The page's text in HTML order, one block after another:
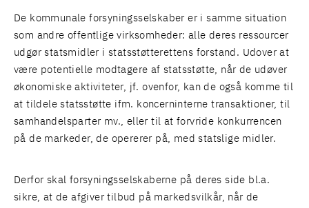
De kommunale forsyningsselskaber er i samme situation
som andre offentlige virksomheder: alle deres ressourcer
udgør statsmidler i statsstøtterettens forstand. Udover at
være potentielle modtagere af statsstøtte, når de udøver
økonomiske aktiviteter, jf. ovenfor, kan de også komme til
at tildele statsstøtte ifm. koncerninterne transaktioner, til
samhandelsparter mv., eller til at forvride konkurrencen
på de markeder, de opererer på, med statslige midler.
Derfor skal forsyningsselskaberne på deres side bl.a.
sikre, at de afgiver tilbud på markedsvilkår, når de